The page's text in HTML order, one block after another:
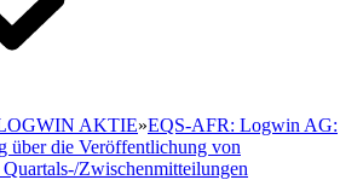
AKTIE»EQS-AFR: Logwin AG:
über die Veröffentlichung von
Zwischenmitteilungen